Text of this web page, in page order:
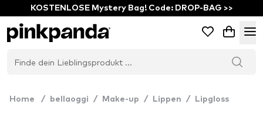
KOSTENLOSE Mystery Bag! Code: DROP-BAG >>
Home / bellaoggi / Make-up / Lippen / Lipgloss